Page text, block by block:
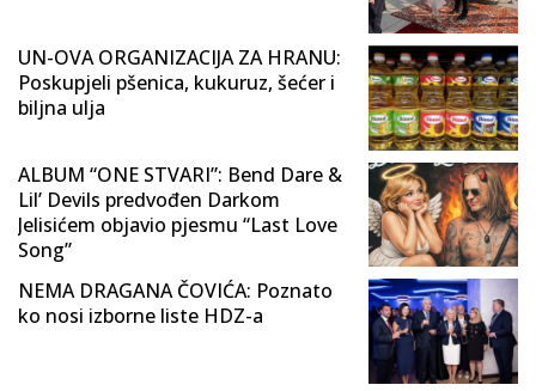
UN-OVA ORGANIZACIJA ZA HRANU:
Poskupjeli pšenica, kukuruz, šećer i
biljna ulja
ALBUM “ONE STVARI”: Bend Dare &
Lil’ Devils predvođen Darkom
Jelisićem objavio pjesmu “Last Love
Song”
NEMA DRAGANA ČOVIĆA: Poznato
ko nosi izborne liste HDZ-a